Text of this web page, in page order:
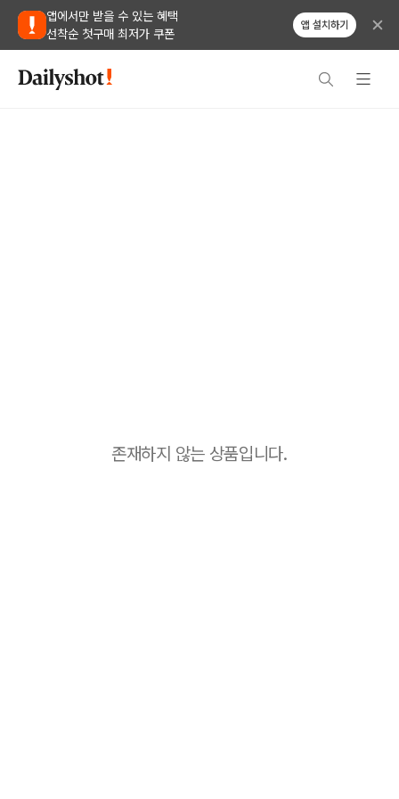
앱에서만 받을 수 있는 혜택
선착순 첫구매 최저가 쿠폰
앱 설치하기
존재하지 않는 상품입니다.